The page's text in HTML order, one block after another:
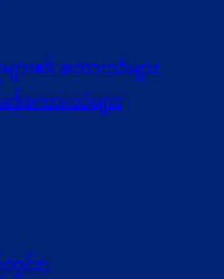
ျား၏ စကားသံများ
း၏စကားသံများ
တွင်း)